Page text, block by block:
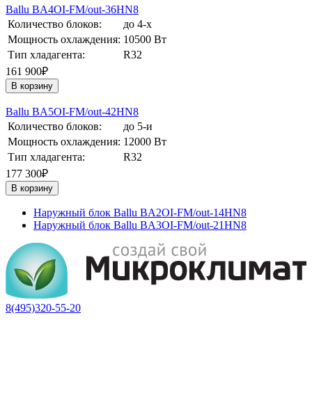
Ballu BA4OI-FM/out-36HN8
Количество блоков:
до 4-х
Мощность охлаждения: 10500 Вт
Тип хладагента:
R32
161 900₽
В корзину
Ballu BA5OI-FM/out-42HN8
Количество блоков:
до 5-и
Мощность охлаждения: 12000 Вт
Тип хладагента:
R32
177 300₽
В корзину
Наружный блок Ballu BA2OI-FM/out-14HN8
Наружный блок Ballu BA3OI-FM/out-21HN8
8(495)320-55-20